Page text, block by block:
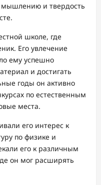
мышлению и твердость
школе, где
Его увлечение
ему успешно
и достигать
годы он активно
по естественным
места.
его интерес к
по физике и
его к различным
он мог расширять